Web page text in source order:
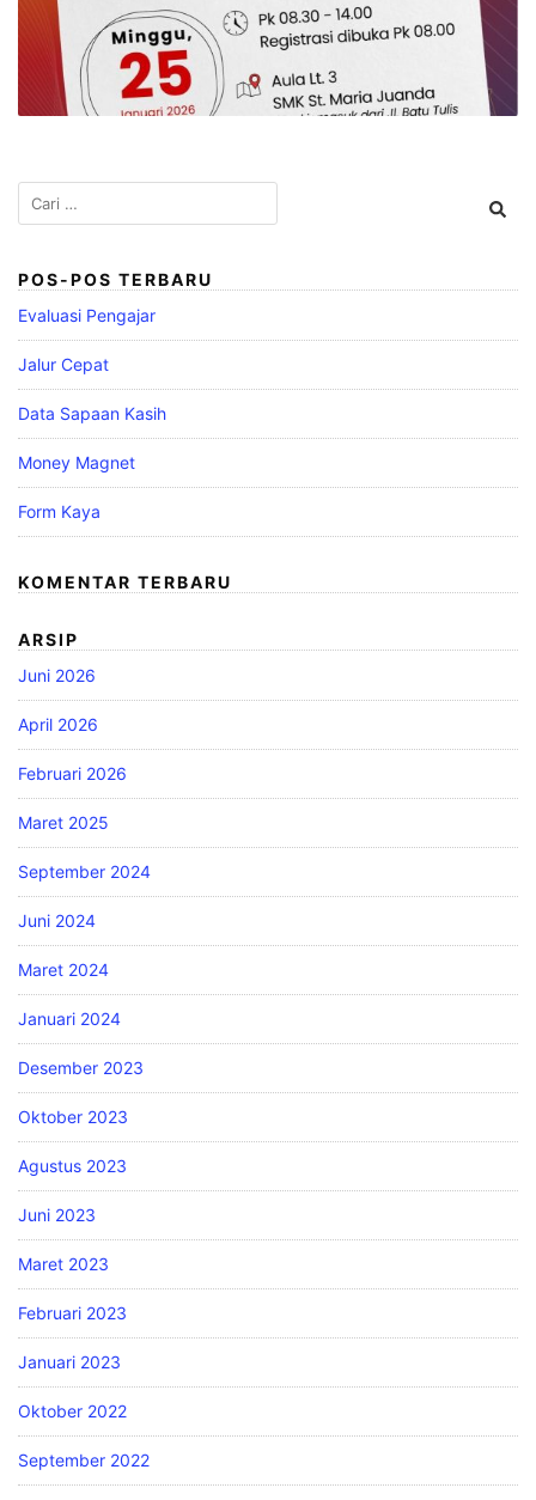
Cari
untuk:
POS-POS TERBARU
Evaluasi Pengajar
Jalur Cepat
Data Sapaan Kasih
Money Magnet
Form Kaya
KOMENTAR TERBARU
ARSIP
Juni 2026
April 2026
Februari 2026
Maret 2025
September 2024
Juni 2024
Maret 2024
Januari 2024
Desember 2023
Oktober 2023
Agustus 2023
Juni 2023
Maret 2023
Februari 2023
Januari 2023
Oktober 2022
September 2022